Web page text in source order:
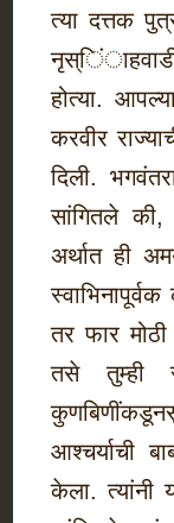
त्या दत्तक
होत्या.
करवीर
दिली.
सांगितले की,
अर्थात ही
तर फार
तसे तुम्ही
आश्चर्याची
केला. त्यांनी